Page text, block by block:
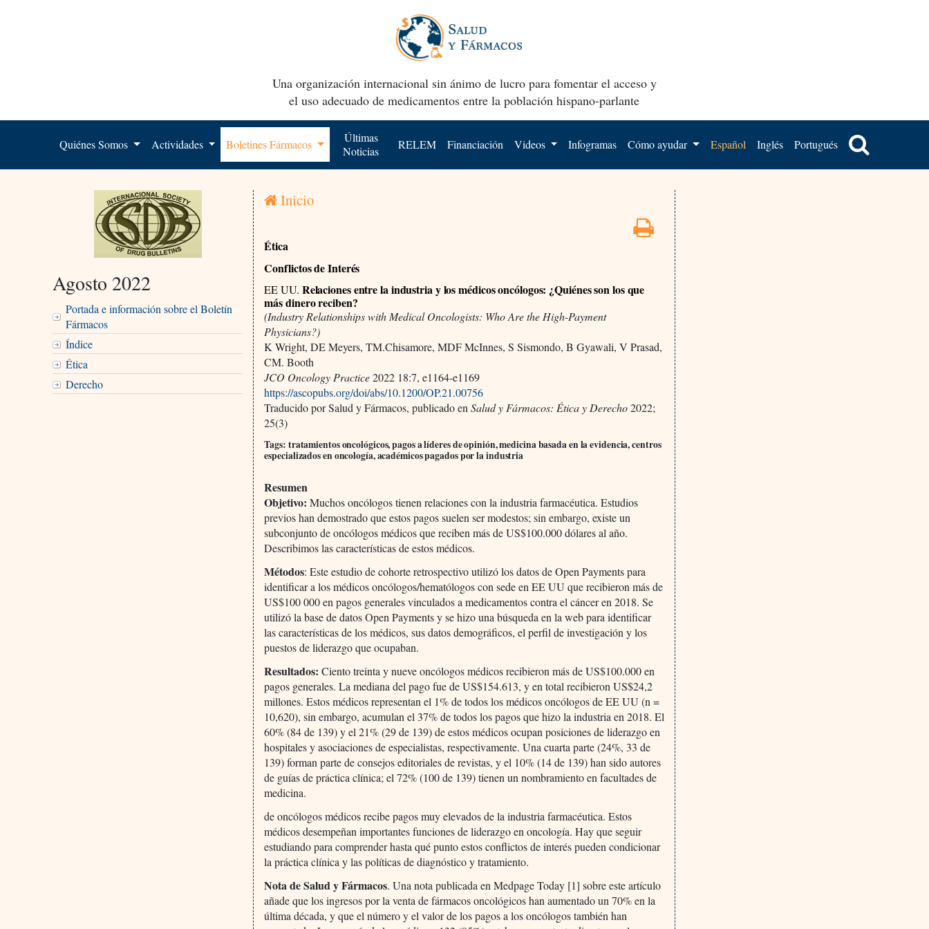
Una organización internacional sin ánimo de lucro para fomentar el acceso y
el uso adecuado de medicamentos entre la población hispano-parlante
Quiénes Somos Actividades Boletines Fármacos
Últimas
Noticias
RELEM Financiación Videos Infogramas Cómo ayudar Español Inglés Portugués
Agosto 2022
Portada e información sobre el Boletín
Fármacos
Índice
Ética
Derecho
Inicio
Ética
Conflictos de Interés
EE UU. Relaciones entre la industria y los médicos oncólogos: ¿Quiénes son los que
más dinero reciben?
(Industry Relationships with Medical Oncologists: Who Are the High-Payment
Physicians?)
K Wright, DE Meyers, TM.Chisamore, MDF McInnes, S Sismondo, B Gyawali, V Prasad,
CM. Booth
JCO Oncology Practice2022 18:7, e1164-e1169
https://ascopubs.org/doi/abs/10.1200/OP.21.00756
Traducido por Salud y Fármacos, publicado enSalud y Fármacos: Ética y Derecho2022;
25(3)
Tags: tratamientos oncológicos, pagos a líderes de opinión, medicina basada en la evidencia, centros
especializados en oncología, académicos pagados por la industria
Resumen
Objetivo: Muchos oncólogos tienen relaciones con la industria farmacéutica. Estudios
previos han demostrado que estos pagos suelen ser modestos; sin embargo, existe un
subconjunto de oncólogos médicos que reciben más de US$100.000 dólares al año.
Describimos las características de estos médicos.
Métodos: Este estudio de cohorte retrospectivo utilizó los datos de Open Payments para
identificar a los médicos oncólogos/hematólogos con sede en EE UU que recibieron más de
US$100 000 en pagos generales vinculados a medicamentos contra el cáncer en 2018. Se
utilizó la base de datos Open Payments y se hizo una búsqueda en la web para identificar
las características de los médicos, sus datos demográficos, el perfil de investigación y los
puestos de liderazgo que ocupaban.
Resultados: Ciento treinta y nueve oncólogos médicos recibieron más de US$100.000 en
pagos generales. La mediana del pago fue de US$154.613, y en total recibieron US$24,2
millones. Estos médicos representan el 1% de todos los médicos oncólogos de EE UU (n =
10,620), sin embargo, acumulan el 37% de todos los pagos que hizo la industria en 2018. El
60% (84 de 139) y el 21% (29 de 139) de estos médicos ocupan posiciones de liderazgo en
hospitales y asociaciones de especialistas, respectivamente. Una cuarta parte (24%, 33 de
139) forman parte de consejos editoriales de revistas, y el 10% (14 de 139) han sido autores
de guías de práctica clínica; el 72% (100 de 139) tienen un nombramiento en facultades de
medicina.
de oncólogos médicos recibe pagos muy elevados de la industria farmacéutica. Estos
médicos desempeñan importantes funciones de liderazgo en oncología. Hay que seguir
estudiando para comprender hasta qué punto estos conflictos de interés pueden condicionar
la práctica clínica y las políticas de diagnóstico y tratamiento.
Nota de Salud y Fármacos. Una nota publicada en Medpage Today [1] sobre este artículo
añade que los ingresos por la venta de fármacos oncológicos han aumentado un 70% en la
última década, y que el número y el valor de los pagos a los oncólogos también han